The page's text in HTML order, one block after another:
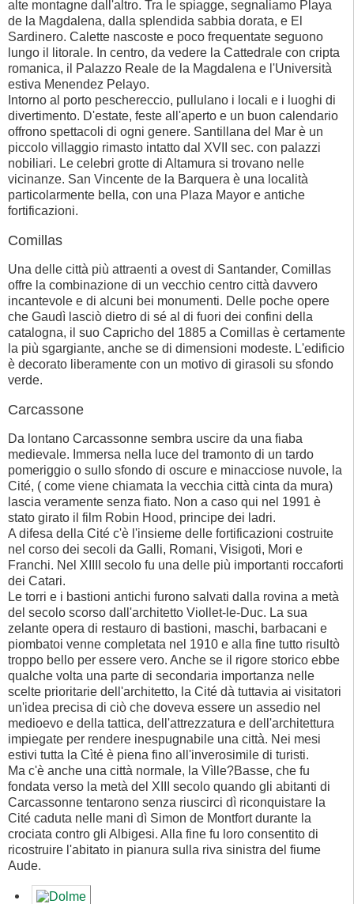
alte montagne dall'altro. Tra le spiagge, segnaliamo Playa
de la Magdalena, dalla splendida sabbia dorata, e El
Sardinero. Calette nascoste e poco frequentate seguono
lungo il litorale. In centro, da vedere la Cattedrale con cripta
romanica, il Palazzo Reale de la Magdalena e l'Università
estiva Menendez Pelayo.
Intorno al porto peschereccio, pullulano i locali e i luoghi di
divertimento. D'estate, feste all'aperto e un buon calendario
offrono spettacoli di ogni genere. Santillana del Mar è un
piccolo villaggio rimasto intatto dal XVII sec. con palazzi
nobiliari. Le celebri grotte di Altamura si trovano nelle
vicinanze. San Vincente de la Barquera è una località
particolarmente bella, con una Plaza Mayor e antiche
fortificazioni.
Comillas
Una delle città più attraenti a ovest di Santander, Comillas
offre la combinazione di un vecchio centro città davvero
incantevole e di alcuni bei monumenti. Delle poche opere
che Gaudì lasciò dietro di sé al di fuori dei confini della
catalogna, il suo Capricho del 1885 a Comillas è certamente
la più sgargiante, anche se di dimensioni modeste. L'edificio
è decorato liberamente con un motivo di girasoli su sfondo
verde.
Carcassone
Da lontano Carcassonne sembra uscire da una fiaba
medievale. Immersa nella luce del tramonto di un tardo
pomeriggio o sullo sfondo di oscure e minacciose nuvole, la
Cité, ( come viene chiamata la vecchia città cinta da mura)
lascia veramente senza fiato. Non a caso qui nel 1991 è
stato girato il film Robin Hood, principe dei ladri.
A difesa della Cité c'è l'insieme delle fortificazioni costruite
nel corso dei secoli da Galli, Romani, Visigoti, Mori e
Franchi. Nel XIIII secolo fu una delle più importanti roccaforti
dei Catari.
Le torri e i bastioni antichi furono salvati dalla rovina a metà
del secolo scorso dall'architetto Viollet-le-Duc. La sua
zelante opera di restauro di bastioni, maschi, barbacani e
piombatoi venne completata nel 1910 e alla fine tutto risultò
troppo bello per essere vero. Anche se il rigore storico ebbe
qualche volta una parte di secondaria importanza nelle
scelte prioritarie dell'architetto, la Cité dà tuttavia ai visitatori
un'idea precisa di ciò che doveva essere un assedio nel
medioevo e della tattica, dell'attrezzatura e dell'architettura
impiegate per rendere inespugnabile una città. Nei mesi
estivi tutta la Cìté è piena fino all'inverosimile di turisti.
Ma c'è anche una città normale, la Vìlle?Basse, che fu
fondata verso la metà del XIII secolo quando gli abitanti di
Carcassonne tentarono senza riuscirci dì riconquistare la
Cité caduta nelle mani dì Simon de Montfort durante la
crociata contro gli Albigesi. Alla fine fu loro consentito di
ricostruire l'abitato in pianura sulla riva sinistra del fiume
Aude.